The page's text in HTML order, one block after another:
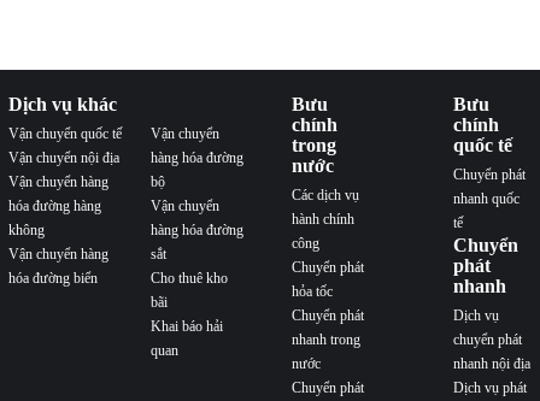
Dịch vụ khác
Vận chuyển quốc tế
Vận chuyển nội địa
Vận chuyển hàng
hóa đường hàng
không
Vận chuyển hàng
hóa đường biển
Vận chuyển
hàng hóa đường
bộ
Vận chuyển
hàng hóa đường
sắt
Cho thuê kho
bãi
Khai báo hải
quan
Bưu
chính
trong
nước
Các dịch vụ
hành chính
công
Chuyển phát
hỏa tốc
Chuyển phát
nhanh trong
nước
Chuyển phát
Bưu
chính
quốc tế
Chuyển phát
nhanh quốc
tế
Chuyển
phát
nhanh
Dịch vụ
chuyển phát
nhanh nội địa
Dịch vụ phát